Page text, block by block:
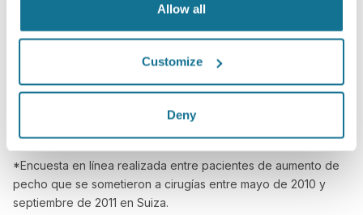
Allow all
Customize
Deny
Satisfecho
El 100% de las mujeres afirmó estar satisfechas
o muy satisfechas con la cirugía después de
haber visto una simulación 3D de Crisalix antes
*Encuesta en línea realizada entre pacientes de aumento de
pecho que se sometieron a cirugías entre mayo de 2010 y
septiembre de 2011 en Suiza.